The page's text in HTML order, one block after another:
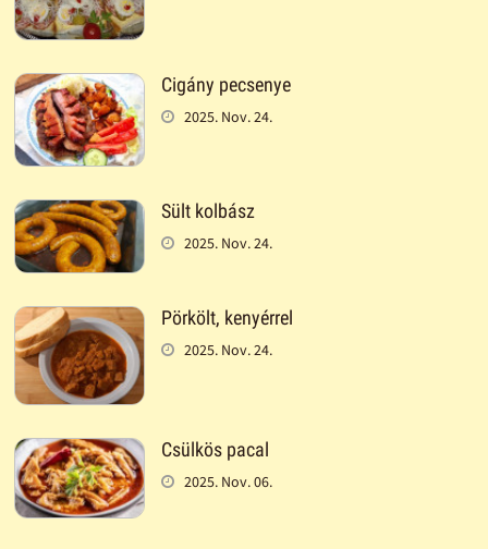
Cigány pecsenye
2025. Nov. 24.
Sült kolbász
2025. Nov. 24.
Pörkölt, kenyérrel
2025. Nov. 24.
Csülkös pacal
2025. Nov. 06.